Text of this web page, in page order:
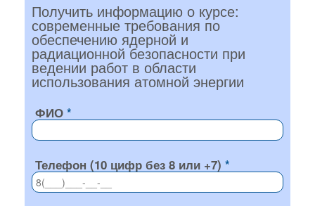
Получить информацию о курсе:
современные требования по
обеспечению ядерной и
радиационной безопасности при
ведении работ в области
использования атомной энергии
ФИО
Телефон (10 цифр без 8 или +7)